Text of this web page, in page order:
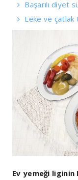
Başarılı diyet
Leke ve
Ev yemeği